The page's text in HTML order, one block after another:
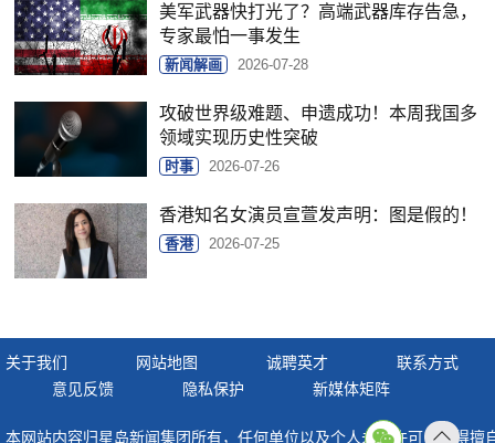
美军武器快打光了？高端武器库存告急，
专家最怕一事发生
新闻解画 2026-07-28
攻破世界级难题、申遗成功！本周我国多
领域实现历史性突破
时事 2026-07-26
香港知名女演员宣萱发声明：图是假的！
香港 2026-07-25
关于我们 网站地图 诚聘英才
联系方式
意见反馈
隐私保护 新媒体矩阵
本网站内容归星岛新闻集团所有，任何单位以及个人未经许可，不得擅